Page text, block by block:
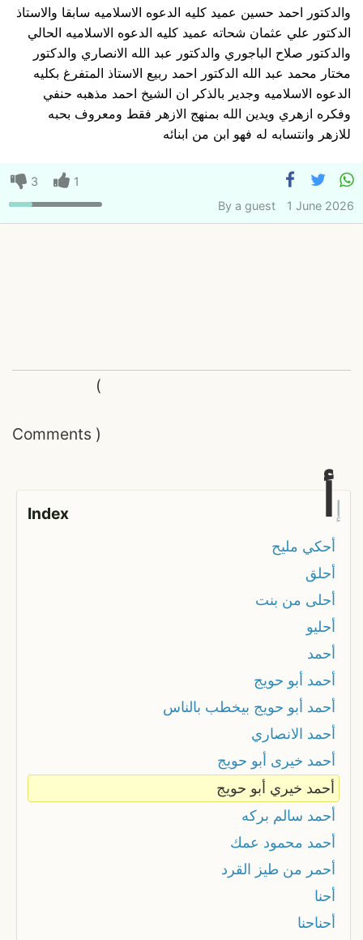
والدكتور احمد حسين عميد كليه الدعوه الاسلاميه سابقا والاستاذ
الدكتور علي عثمان شحاته عميد كليه الدعوه الاسلاميه الحالي
والدكتور صلاح الباجوري والدكتور عبد الله الانصاري والدكتور
مختار محمد عبد الله الدكتور احمد ربيع الاستاذ المتفرغ بكليه
الدعوه الاسلاميه وجدير بالذكر ان الشيخ احمد مذهبه حنفي
وفكره ازهري ويدين الله بمنهج الازهر فقط ومعروف بحبه
للازهر وانتسابه له فهو ابن من ابنائه
3
1
By a guest 1 June 2026
Comments
(
)
Index إ
أحكي مليح
أحلق
أحلى من بنت
أحليو
أحمد
أحمد أبو حويج
أحمد أبو حويج بيخطب بالناس
أحمد الانصاري
أحمد خيرى أبو حويج
أحمد خيري أبو حويج
أحمد سالم بركه
أحمد محمود عمك
أحمر من طيز القرد
أحنا
أحناحنا